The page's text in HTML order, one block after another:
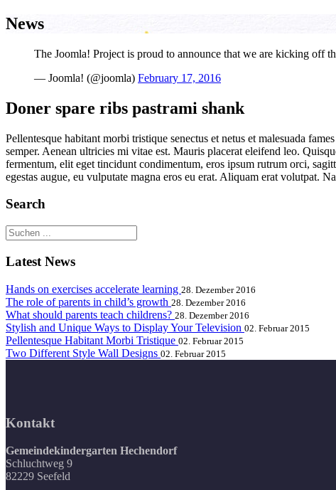
News
The Joomla! Project is proud to announce that we are kicking off
— Joomla! (@joomla) February 17, 2016
Doner spare ribs pastrami shank
Pellentesque habitant morbi tristique senectus et netus et malesuada
semper. Aenean ultricies mi vitae est. Mauris placerat eleifend leo.
fermentum, elit eget tincidunt condimentum, eros ipsum rutrum orci,
egestas augue, eu vulputate magna eros eu erat. Aliquam erat volutpat.
Search
Latest News
Hands on exercises accelerate learning 28. Dezember 2016
The role of parents in child’s growth 28. Dezember 2016
What should parents teach childrens? 28. Dezember 2016
Stylish and Unique Ways to Display Your Television 02. Februar 2015
Pellentesque Habitant Morbi Tristique 02. Februar 2015
Two Different Style Wall Designs 02. Februar 2015
Kontakt
Gemeindekindergarten Hechendorf
Schluchtweg 9
82229 Seefeld